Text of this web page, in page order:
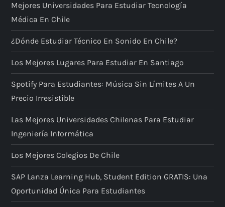
Mejores Universidades Para Estudiar Tecnología
Médica En Chile
¿Dónde Estudiar Técnico En Sonido En Chile?
Los Mejores Lugares Para Estudiar En Santiago
Spotify Para Estudiantes: Música Sin Límites A Un
Precio Irresistible
Las Mejores Universidades Chilenas Para Estudiar
Ingeniería Informática
Los Mejores Colegios De Chile
SAP Lanza Learning Hub, Student Edition GRATIS: Una
Oportunidad Única Para Estudiantes